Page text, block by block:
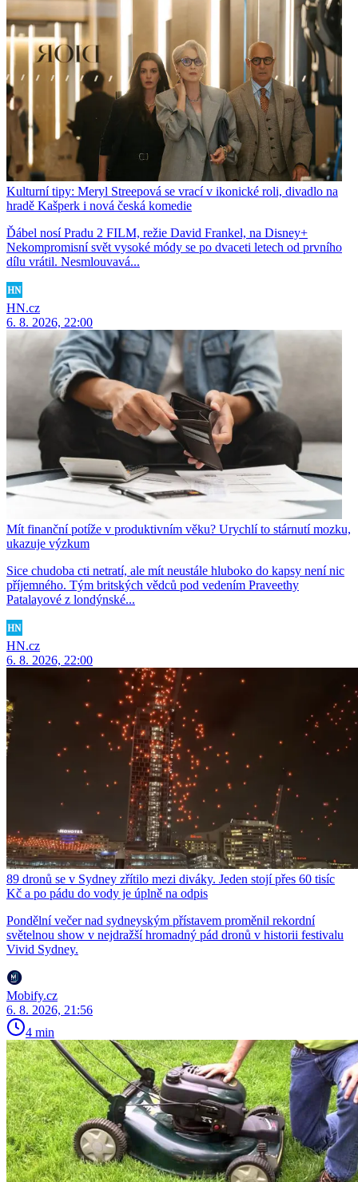
Kulturní tipy: Meryl Streepová se vrací v ikonické roli, divadlo na
hradě Kašperk i nová česká komedie
Ďábel nosí Pradu 2 FILM, režie David Frankel, na Disney+
Nekompromisní svět vysoké módy se po dvaceti letech od prvního
dílu vrátil. Nesmlouvavá...
HN.cz
6. 8. 2026, 22:00
Mít finanční potíže v produktivním věku? Urychlí to stárnutí mozku,
ukazuje výzkum
Sice chudoba cti netratí, ale mít neustále hluboko do kapsy není nic
příjemného. Tým britských vědců pod vedením Praveethy
Patalayové z londýnské...
HN.cz
6. 8. 2026, 22:00
89 dronů se v Sydney zřítilo mezi diváky. Jeden stojí přes 60 tisíc
Kč a po pádu do vody je úplně na odpis
Pondělní večer nad sydneyským přístavem proměnil rekordní
světelnou show v nejdražší hromadný pád dronů v historii festivalu
Vivid Sydney.
Mobify.cz
6. 8. 2026, 21:56
4 min